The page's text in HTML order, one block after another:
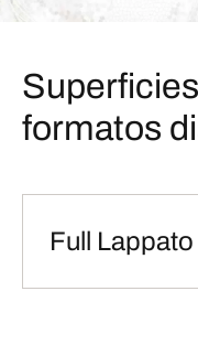
formatos
Full Lappato